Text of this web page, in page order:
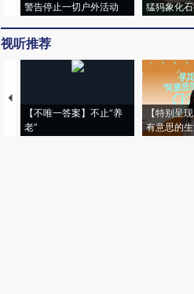
警告停止一切户外活动
猛犸象化
视听推荐
【不唯一答案】不止“养
老”
【特别呈
有意思的